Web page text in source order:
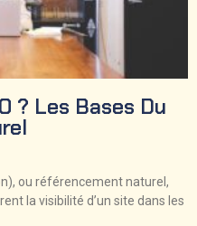
? Les Bases Du
ou référencement naturel,
la visibilité d’un site dans les